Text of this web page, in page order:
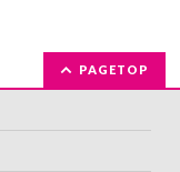
PAGETOP